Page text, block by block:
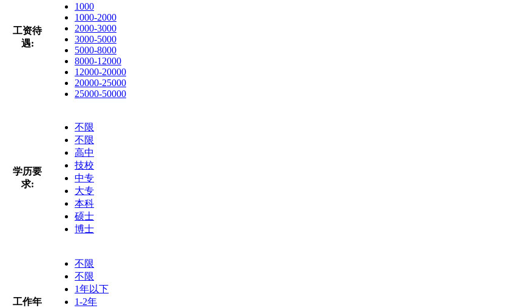
工资待
遇:
1000
1000-2000
2000-3000
3000-5000
5000-8000
8000-12000
12000-20000
20000-25000
25000-50000
学历要
求:
不限
不限
高中
技校
中专
大专
本科
硕士
博士
工作年
不限
不限
1年以下
1-2年